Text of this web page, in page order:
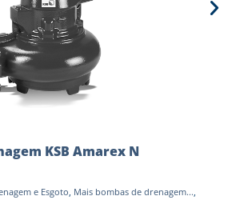
KSB Amarex N
e Esgoto, Mais bombas de drenagem...,